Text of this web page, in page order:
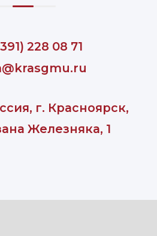
228 08 71
г. Красноярск,
Железняка, 1